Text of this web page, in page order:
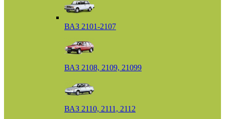
ВАЗ 2101-2107
ВАЗ 2108, 2109, 21099
ВАЗ 2110, 2111, 2112